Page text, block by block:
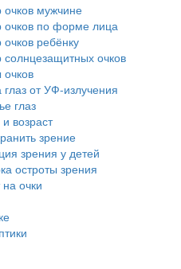
очков мужчине
очков по форме лица
очков ребёнку
солнцезащитных очков
от УФ-излучения
глаз
возраст
зрение
зрения у детей
остроты зрения
очки